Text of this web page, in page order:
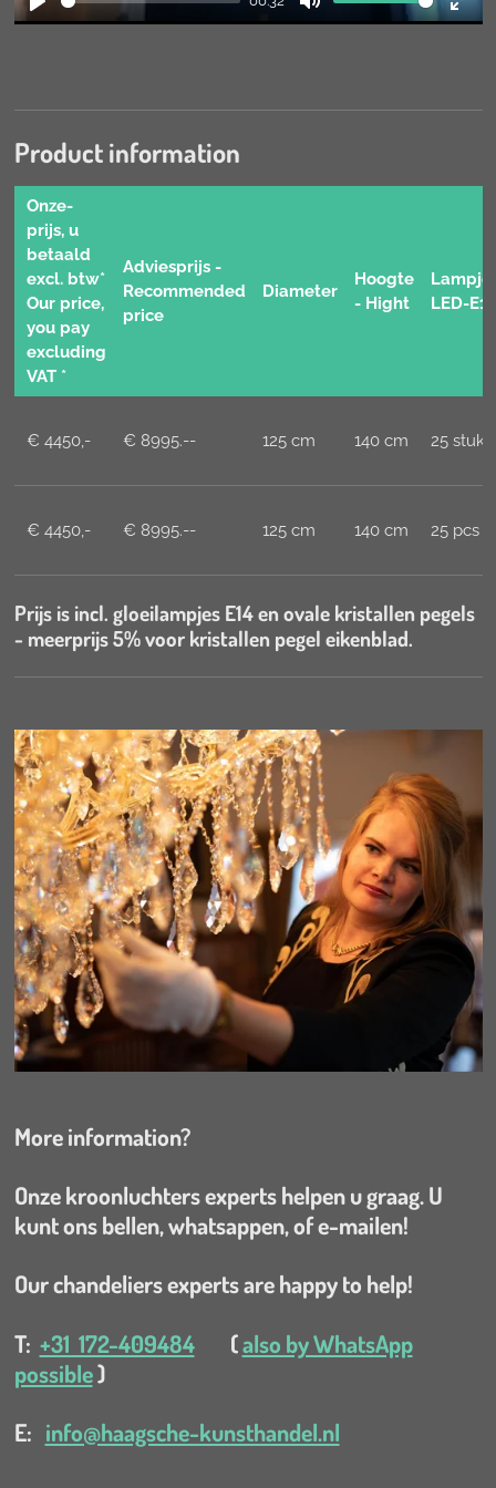
P
y
M
e
E
e
u
s
c
Product information
Onze-
prijs, u
betaald
excl. btw*
Our price,
you pay
excluding
VAT *
Adviesprijs -
Recommended
price
Diameter
Hoogte
- Hight
LED-E14
€ 4450,- € 8995.-- 125 cm 140 cm 25 stuks
€ 4450,- € 8995.-- 125 cm 140 cm 25 pcs
Prijs is incl. gloeilampjes E14 en ovale kristallen pegels
- meerprijs 5% voor kristallen pegel eikenblad.
More information?
Onze kroonluchters experts helpen u graag. U
kunt ons bellen, whatsappen, of e-mailen!
Our chandeliers experts are happy to help!
T: +31 172-409484 (also by WhatsApp
possible)
E: info@haagsche-kunsthandel.nl